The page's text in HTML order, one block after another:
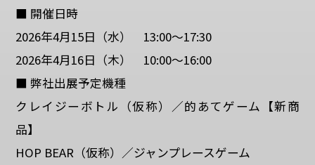
■ 開催日時
2026年4月15日（水） 13:00～17:30
2026年4月16日（木） 10:00～16:00
■ 弊社出展予定機種
クレイジーボトル（仮称）／的あてゲーム【新商
品】
HOP BEAR（仮称）／ジャンプレースゲーム